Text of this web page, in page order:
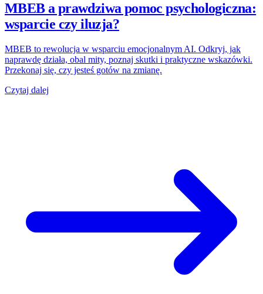
MBEB a prawdziwa pomoc psychologiczna:
wsparcie czy iluzja?
MBEB to rewolucja w wsparciu emocjonalnym AI. Odkryj, jak
naprawdę działa, obal mity, poznaj skutki i praktyczne wskazówki.
Przekonaj się, czy jesteś gotów na zmianę.
Czytaj dalej